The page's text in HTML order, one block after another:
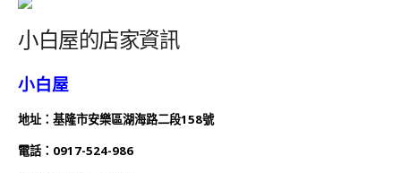
小白屋的店家資訊
小白屋
地址：基隆市安樂區湖海路二段158號
電話： 0917-524-986